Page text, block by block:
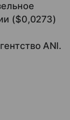
($0,0273)
ANI.